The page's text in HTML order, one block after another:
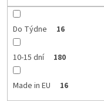
t
Do Týdne 16
10-15 dní 180
Made in EU 16